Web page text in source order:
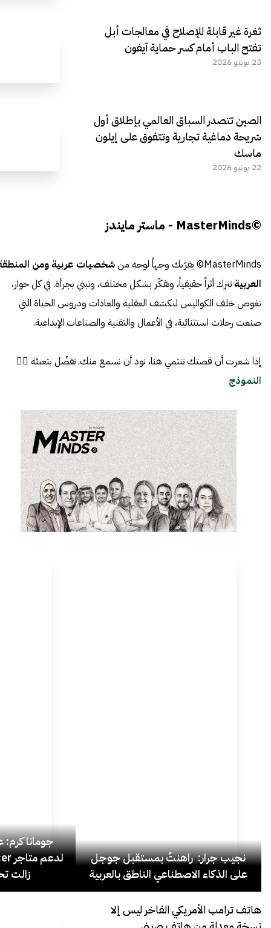
ثغرة غير قابلة للإصلاح في معالجات أبل
تفتح الباب أمام كسر حماية آيفون
23 يونيو 2026
الصين تتصدر السباق العالمي بإطلاق أول
شريحة دماغية تجارية وتتفوق على إيلون
ماسك
22 يونيو 2026
©MasterMinds - ماستر مايندز
MasterMinds© يقرّبك وجهاً لوجه من
شخصيات عربية ومن
العربية تترك أثراً حقيقياً، وتفكّر بشكل مختلف، وتبني بجرأة. في كل حوار،
نغوص خلف الكواليس لنكشف العقلية والعادات ودروس الحياة التي
صنعت رحلات استثنائية، في الأعمال والتقنية والصناعات الإبداعية.
إذا شعرت أن قصتك تنتمي هنا، نود أن نسمع منك. تفضّل بتعبئة 👈🏼
النموذج
نجيب جرار: راهنتُ بمستقبل جوجل
على الذكاء الاصطناعي الناطق بالعربية
جومانا كرم:
زالت
هاتف ترامب الأمريكي الفاخر ليس إلا